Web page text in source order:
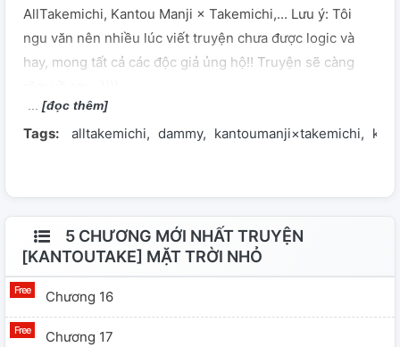
AllTakemichi, Kantou Manji × Takemichi,... Lưu ý: Tôi
ngu văn nên nhiều lúc viết truyện chưa được logic và
hay, mong tất cả các độc giả ủng hộ!! Truyện sẽ càng
[đọc thêm]
Tags: alltakemichi dammy kantoumanji×takemichi
5 CHƯƠNG MỚI NHẤT TRUYỆN
[KANTOUTAKE] MẶT TRỜI NHỎ
Chương 16
Chương 17